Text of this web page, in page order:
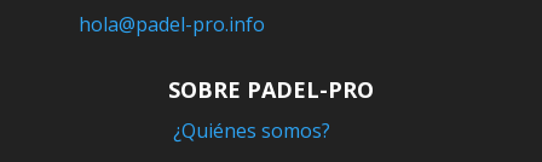
hola@padel-pro.info
SOBRE PADEL-PRO
¿Quiénes somos?